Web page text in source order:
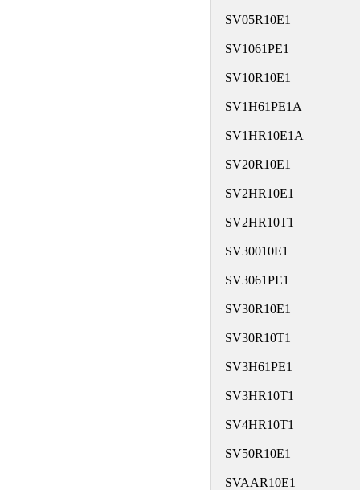
SV05R10E1
SV1061PE1
SV10R10E1
SV1H61PE1A
SV1HR10E1A
SV20R10E1
SV2HR10E1
SV2HR10T1
SV30010E1
SV3061PE1
SV30R10E1
SV30R10T1
SV3H61PE1
SV3HR10T1
SV4HR10T1
SV50R10E1
SVAAR10E1